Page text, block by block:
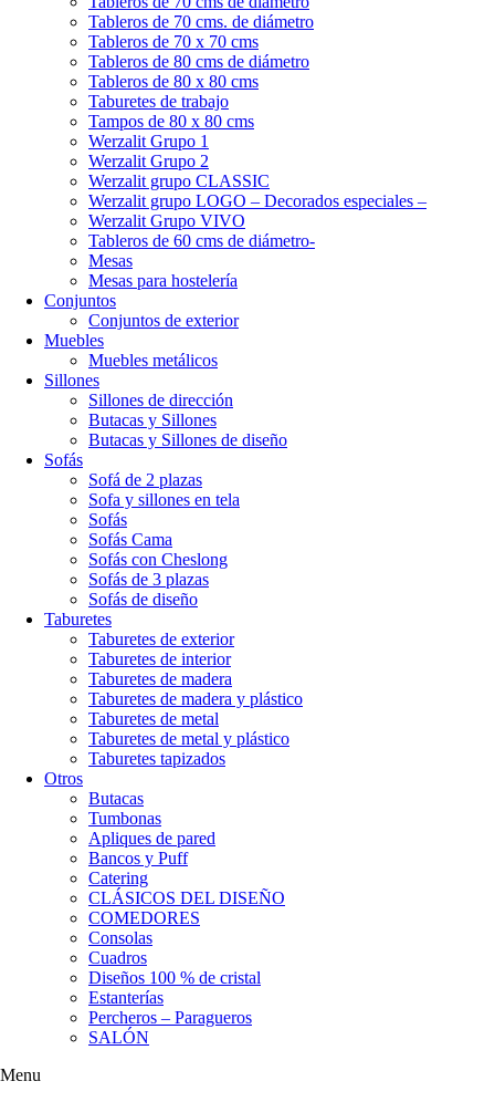
Tableros de 70 cms. de diámetro
Tableros de 70 x 70 cms
Tableros de 80 cms de diámetro
Tableros de 80 x 80 cms
Taburetes de trabajo
Tampos de 80 x 80 cms
Werzalit Grupo 1
Werzalit Grupo 2
Werzalit grupo CLASSIC
Werzalit grupo LOGO – Decorados especiales –
Werzalit Grupo VIVO
Tableros de 60 cms de diámetro-
Mesas
Mesas para hostelería
Conjuntos
Conjuntos de exterior
Muebles
Muebles metálicos
Sillones
Sillones de dirección
Butacas y Sillones
Butacas y Sillones de diseño
Sofás
Sofá de 2 plazas
Sofa y sillones en tela
Sofás
Sofás Cama
Sofás con Cheslong
Sofás de 3 plazas
Sofás de diseño
Taburetes
Taburetes de exterior
Taburetes de interior
Taburetes de madera
Taburetes de madera y plástico
Taburetes de metal
Taburetes de metal y plástico
Taburetes tapizados
Otros
Butacas
Tumbonas
Apliques de pared
Bancos y Puff
Catering
CLÁSICOS DEL DISEÑO
COMEDORES
Consolas
Cuadros
Diseños 100 % de cristal
Estanterías
Percheros – Paragueros
SALÓN
Menu